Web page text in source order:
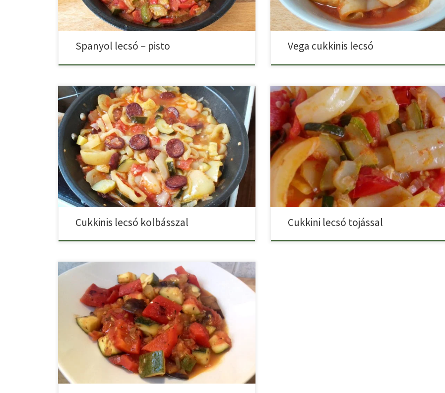
Spanyol lecsó – pisto Vega cukkinis lecsó
Ha egy finom, nyári ízletes fogást keresel, próbáld ki a […]
Cukkinis lecsó kolbásszal
A cukkini lecsó tökéletes nyári étel, könnyed és finom, a […]
Cukkini lecsó tojással
A francia lecsó (Ratatouille) egy igazi nyári egytálétel sok-sok
zöldséggel, […]